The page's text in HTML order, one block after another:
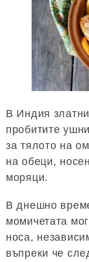
В Индия
пробитите
за тялото на
на обеци,
моряци.
В днешно
момичетата
носа,
въпреки че